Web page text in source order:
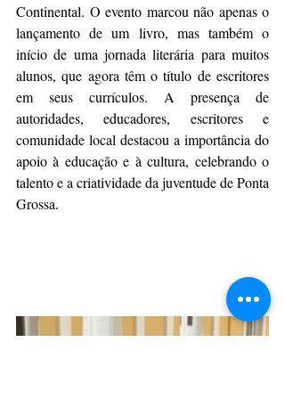
Continental. O evento marcou não apenas o
lançamento de um livro, mas também o
início de uma jornada literária para muitos
alunos, que agora têm o título de escritores
em seus currículos. A presença de
autoridades, educadores, escritores e
comunidade local destacou a importância do
apoio à educação e à cultura, celebrando o
talento e a criatividade da juventude de Ponta
Grossa.